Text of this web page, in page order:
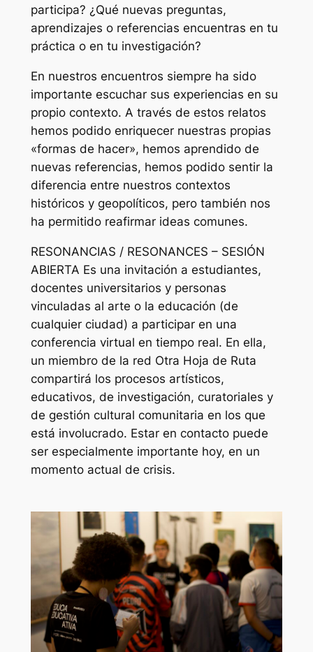
participa? ¿Qué nuevas preguntas,
aprendizajes o referencias encuentras en tu
práctica o en tu investigación?
En nuestros encuentros siempre ha sido
importante escuchar sus experiencias en su
propio contexto. A través de estos relatos
hemos podido enriquecer nuestras propias
«formas de hacer», hemos aprendido de
nuevas referencias, hemos podido sentir la
diferencia entre nuestros contextos
históricos y geopolíticos, pero también nos
ha permitido reafirmar ideas comunes.
RESONANCIAS / RESONANCES – SESIÓN
ABIERTA Es una invitación a estudiantes,
docentes universitarios y personas
vinculadas al arte o la educación (de
cualquier ciudad) a participar en una
conferencia virtual en tiempo real. En ella,
un miembro de la red Otra Hoja de Ruta
compartirá los procesos artísticos,
educativos, de investigación, curatoriales y
de gestión cultural comunitaria en los que
está involucrado. Estar en contacto puede
ser especialmente importante hoy, en un
momento actual de crisis.